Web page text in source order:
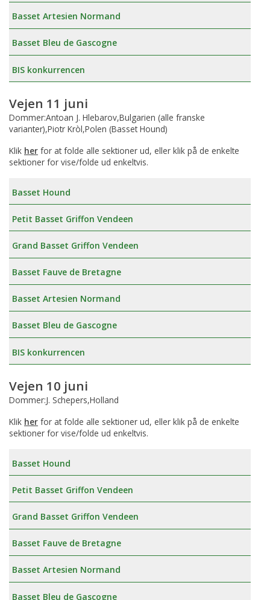
Basset Artesien Normand
Basset Bleu de Gascogne
BIS konkurrencen
Vejen 11 juni
Dommer:Antoan J. Hlebarov,Bulgarien (alle franske
varianter),Piotr Kròl,Polen (Basset Hound)
Klik her for at folde alle sektioner ud, eller klik på de enkelte
sektioner for vise/folde ud enkeltvis.
Basset Hound
Petit Basset Griffon Vendeen
Grand Basset Griffon Vendeen
Basset Fauve de Bretagne
Basset Artesien Normand
Basset Bleu de Gascogne
BIS konkurrencen
Vejen 10 juni
Dommer:J. Schepers,Holland
Klik her for at folde alle sektioner ud, eller klik på de enkelte
sektioner for vise/folde ud enkeltvis.
Basset Hound
Petit Basset Griffon Vendeen
Grand Basset Griffon Vendeen
Basset Fauve de Bretagne
Basset Artesien Normand
Basset Bleu de Gascogne